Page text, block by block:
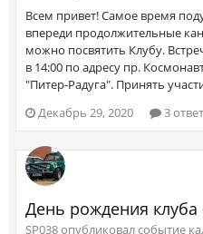
Всем привет! Самое время
впереди продолжительные
можно посвятить Клубу.
в 14:00 по адресу пр.
"Питер-Радуга". Принять
Декабрь 29, 2020
3
День рождения клуба
SP038 опубликовал событие